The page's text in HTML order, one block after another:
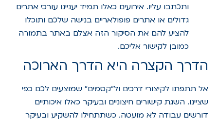
ותכתבו עליו. אירועים כאלו תמיד יעניינו עורכי אתרים
גדולים או אתרים פופולאריים בנישה שלכם ותוכלו
להציע להם את הסיקור הזה אצלם באתר בתמורה
כמובן לקישור אליכם.
הדרך הקצרה היא הדרך הארוכה
אל תתפתו לקיצורי דרכים ול"קסמים" שמוצעים לכם כפי
שציינו. השגת קישורים חיצוניים ובעיקר כאלו איכותיים
דורשים עבודה לא מועטה. כשתתחילו להשקיע ובעיקר